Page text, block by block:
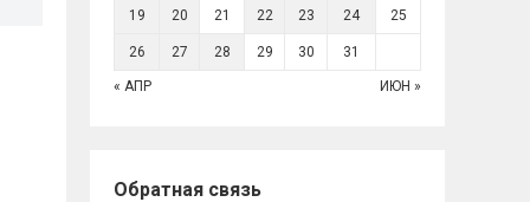
19 20 21 22 23 24 25
26 27 28 29 30 31
« АПР ИЮН »
Обратная связь